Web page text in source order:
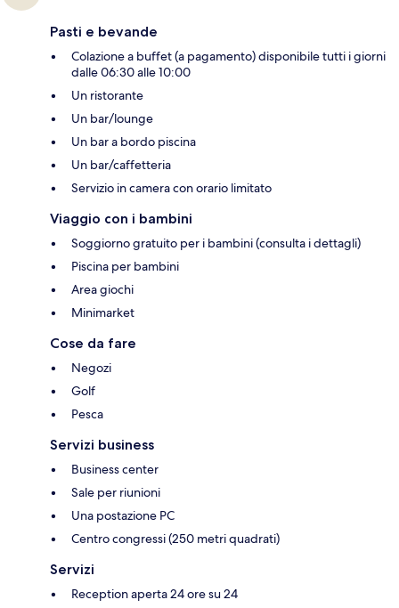
Pasti e bevande
Colazione a buffet (a pagamento) disponibile tutti i giorni
dalle 06:30 alle 10:00
Un ristorante
Un bar/lounge
Un bar a bordo piscina
Un bar/caffetteria
Servizio in camera con orario limitato
Viaggio con i bambini
Soggiorno gratuito per i bambini (consulta i dettagli)
Piscina per bambini
Area giochi
Minimarket
Cose da fare
Negozi
Golf
Pesca
Servizi business
Business center
Sale per riunioni
Una postazione PC
Centro congressi (250 metri quadrati)
Servizi
Reception aperta 24 ore su 24